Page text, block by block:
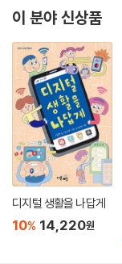
떡볶이 공부책 - 만들
◌ 어린이를 위한 떡볶이
제목이 ‘떡볶이 공부책’
각하는 사람들도 있을
부하며 앎의 즐거움을
대한 궁금증을 풀어 가
이 책은 엄마와 아이가
얽힌 역사와 문화, 과학
의 역사와 떡 만드는 과
헌을 살펴보며 떡볶이
이 분야 신상품
디지털 생활을 나답게
10% 14,220원